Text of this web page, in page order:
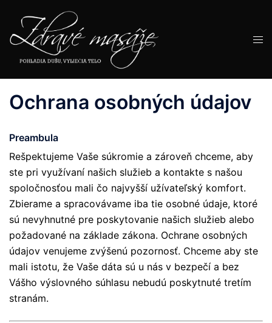
obsah
Ochrana osobných údajov
Preambula
Rešpektujeme Vaše súkromie a zároveň chceme, aby
ste pri využívaní našich služieb a kontakte s našou
spoločnosťou mali čo najvyšší užívateľský komfort.
Zbierame a spracovávame iba tie osobné údaje, ktoré
sú nevyhnutné pre poskytovanie našich služieb alebo
požadované na základe zákona. Ochrane osobných
údajov venujeme zvýšenú pozornosť. Chceme aby ste
mali istotu, že Vaše dáta sú u nás v bezpečí a bez
Vášho výslovného súhlasu nebudú poskytnuté tretím
stranám.